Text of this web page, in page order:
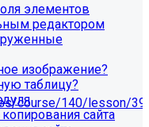
сайта:
course/140/lesson/
элементов
редактором
изображение?
таблицу?
сайта